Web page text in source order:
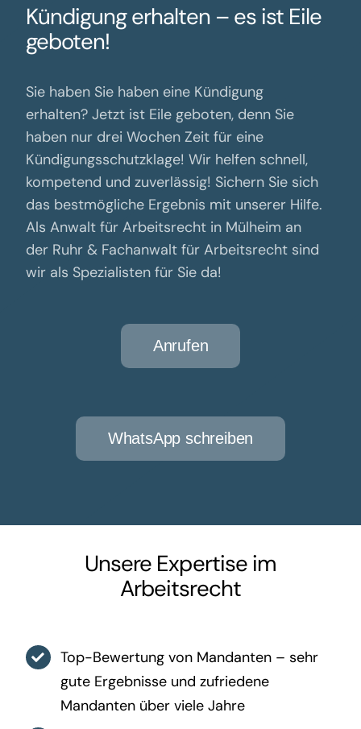
Kündigung erhalten – es ist Eile
geboten!
Sie haben Sie haben eine Kündigung
erhalten? Jetzt ist Eile geboten, denn Sie
haben nur drei Wochen Zeit für eine
Kündigungsschutzklage! Wir helfen schnell,
kompetend und zuverlässig! Sichern Sie sich
das bestmögliche Ergebnis mit unserer Hilfe.
Als Anwalt für Arbeitsrecht in Mülheim an
der Ruhr & Fachanwalt für Arbeitsrecht sind
wir als Spezialisten für Sie da!
Anrufen
WhatsApp schreiben
Unsere Expertise im
Arbeitsrecht
Top-Bewertung von Mandanten – sehr
gute Ergebnisse und zufriedene
Mandanten über viele Jahre